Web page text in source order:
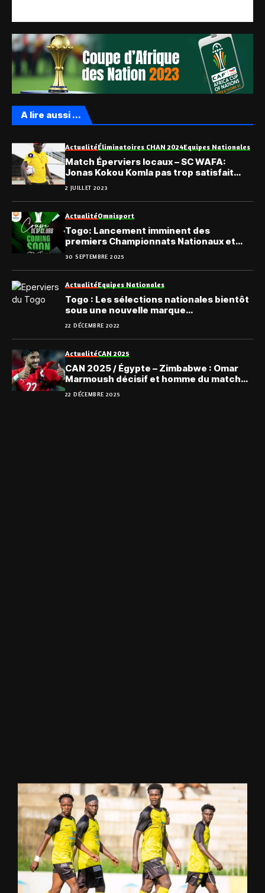
A lire aussi ...
ActualitéÉliminatoires CHAN 2024Equipes Nationales
Match Éperviers locaux – SC WAFA:
Jonas Kokou Komla pas trop satisfait…
2 JUILLET 2023
ActualitéOmnisport
Togo: Lancement imminent des
premiers Championnats Nationaux et
Universitaires d’Esports
30 SEPTEMBRE 2025
ActualitéEquipes Nationales
Togo : Les sélections nationales bientôt
sous une nouvelle marque
d’équipements
22 DÉCEMBRE 2022
ActualitéCAN 2025
CAN 2025 / Égypte – Zimbabwe : Omar
Marmoush décisif et homme du match
(Vidéo)
22 DÉCEMBRE 2025